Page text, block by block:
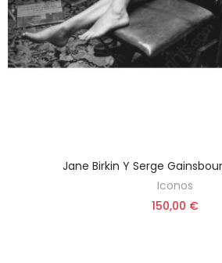
Jane Birkin Y Serge
Iconos
150,00 €